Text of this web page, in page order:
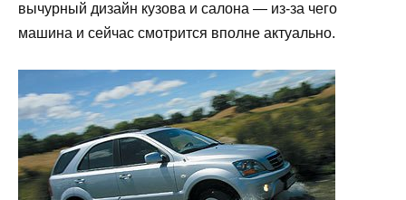
вычурный дизайн кузова и салона — из-за чего
машина и сейчас смотрится вполне актуально.